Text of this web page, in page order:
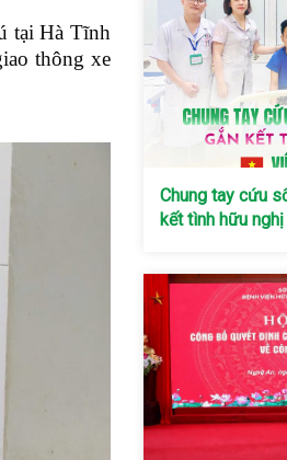
tại Hà Tĩnh
thông xe
Chung tay cứu
kết tình hữu